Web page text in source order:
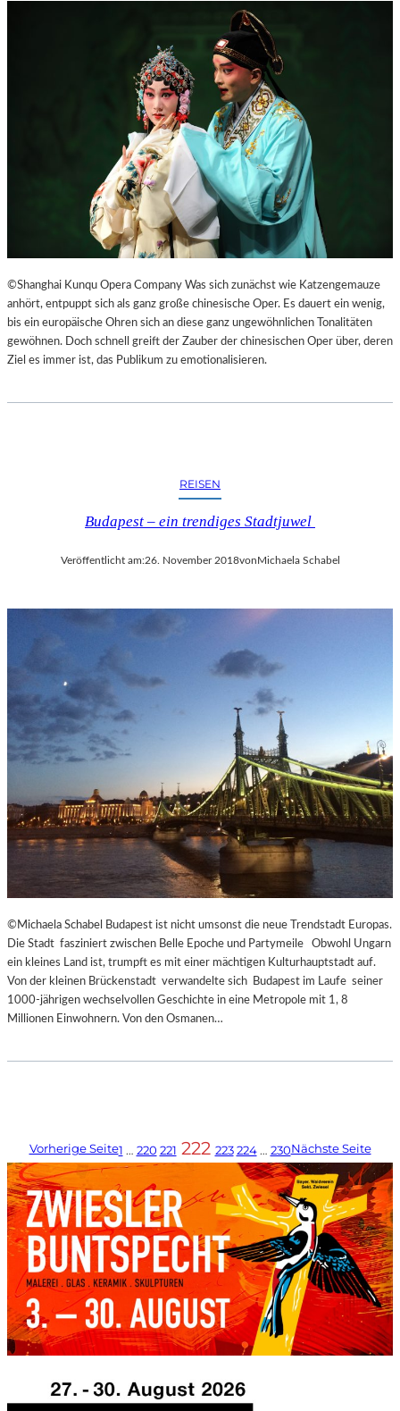
©Shanghai Kunqu Opera Company Was sich zunächst wie Katzengemauze
anhört, entpuppt sich als ganz große chinesische Oper. Es dauert ein wenig,
bis ein europäische Ohren sich an diese ganz ungewöhnlichen Tonalitäten
gewöhnen. Doch schnell greift der Zauber der chinesischen Oper über, deren
Ziel es immer ist, das Publikum zu emotionalisieren.
REISEN
Budapest – ein trendiges Stadtjuwel
Veröffentlicht am:26. November 2018vonMichaela Schabel
©Michaela Schabel Budapest ist nicht umsonst die neue Trendstadt Europas.
Die Stadt fasziniert zwischen Belle Epoche und Partymeile Obwohl Ungarn
ein kleines Land ist, trumpft es mit einer mächtigen Kulturhauptstadt auf.
Von der kleinen Brückenstadt verwandelte sich Budapest im Laufe seiner
1000-jährigen wechselvollen Geschichte in eine Metropole mit 1, 8
Millionen Einwohnern. Von den Osmanen…
Vorherige Seite1 … 220 221 222 223 224 … 230Nächste Seite